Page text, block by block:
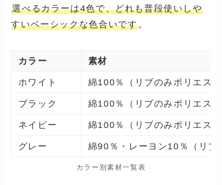
選べるカラーは4色で、どれも普段使いしや
すいベーシックな色合いです。
カラー 素材
ホワイト 綿100％（リブのみポリエス
ブラック 綿100％（リブのみポリエス
ネイビー 綿100％（リブのみポリエス
グレー 綿90％・レーヨン10％（リブ
カラー別素材一覧表